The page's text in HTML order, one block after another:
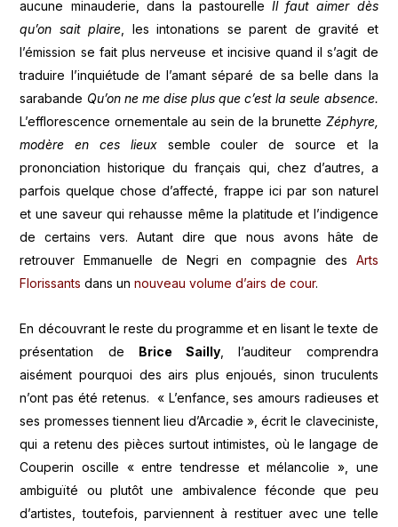
aucune minauderie, dans la pastourelleIl faut aimer dès
qu’on sait plaire, les intonations se parent de gravité et
l’émission se fait plus nerveuse et incisive quand il s’agit de
traduire l’inquiétude de l’amant séparé de sa belle dans la
sarabande Qu’on ne me dise plus que c’est la seule absence.
L’efflorescence ornementale au sein de la brunette Zéphyre,
modère en ces lieuxsemble couler de source et la
prononciation historique du français qui, chez d’autres, a
parfois quelque chose d’affecté, frappe ici par son naturel
et une saveur qui rehausse même la platitude et l’indigence
de certains vers. Autant dire que nous avons hâte de
retrouver Emmanuelle de Negri en compagnie des Arts
Florissantsdans unnouveau volume d’airs de cour.
En découvrant le reste du programme et en lisant le texte de
présentation de Brice Sailly , l’auditeur comprendra
aisément pourquoi des airs plus enjoués, sinon truculents
n’ont pas été retenus. « L’enfance, ses amours radieuses et
ses promesses tiennent lieu d’Arcadie », écrit le claveciniste,
qui a retenu des pièces surtout intimistes, où le langage de
Couperin oscille « entre tendresse et mélancolie », une
ambiguïté ou plutôt une ambivalence féconde que peu
d’artistes, toutefois, parviennent à restituer avec une telle